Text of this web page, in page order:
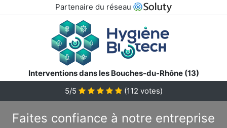
Partenaire du réseau
Interventions dans les Bouches-du-Rhône (13)
5/5
(112 votes)
Faites confiance à notre entreprise